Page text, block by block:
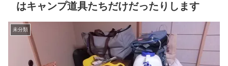
はキャンプ道具たちだけだったりします
未分類